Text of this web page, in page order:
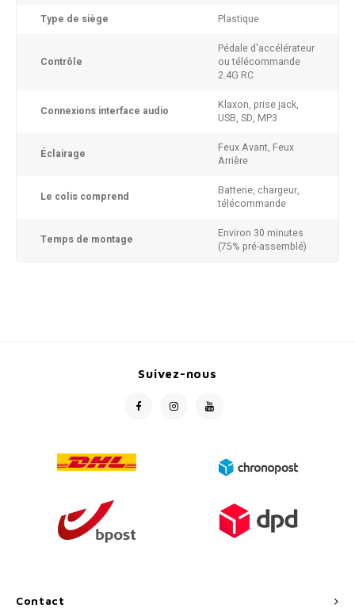
Type de siège Plastique
Contrôle
Pédale d'accélérateur
ou télécommande
2.4G RC
Connexions interface audio
Klaxon, prise jack,
USB, SD, MP3
Éclairage
Feux Avant, Feux
Arrière
Le colis comprend
Batterie, chargeur,
télécommande
Temps de montage
Environ 30 minutes
(75% pré-assemblé)
Contact
Suivez-nous